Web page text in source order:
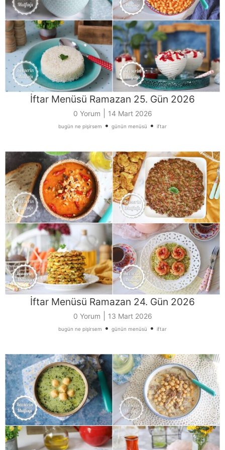
İftar Menüsü Ramazan 25. Gün 2026
0 Yorum 14 Mart 2026
bugün ne pişirsem • günün menüsü • iftar
İftar Menüsü Ramazan 24. Gün 2026
0 Yorum 13 Mart 2026
bugün ne pişirsem • günün menüsü • iftar